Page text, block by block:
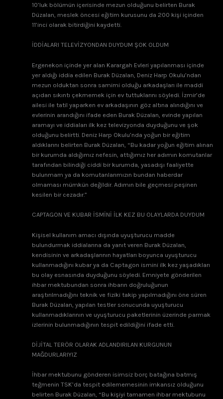
10’luk bölümün içerisinde mezun olduğunu belirten Burak
Düzalan, meslek öncesi eğitim kurusunu da 200 kişi içinden
11’inci olarak bitirdiğini kaydetti.
İDDİALARI TELEVİZYONDAN DUYDUM ŞOK OLDUM
Ergenekon içinde yer alan Karargah Evleri yapılanması içinde
yer aldığı iddia edilen Burak Düzalan, Deniz Harp Okulu’ndan
mezun olduktan sonra samimi olduğu arkadaşları ile maddi
açıdan sıkıntı çekmemek için ev tuttuklarını söyledi. İzmir’de
ailesi ile tatil yaparken ev arkadaşının göz altına alındığını ve
evlerinin arandığını ifade eden Burak Düzalan, evinde yapılan
aramayı ve iddiaları ilk kez televizyonda duyduğunu ve şok
olduğunu belirtti. Deniz Harp Okulu’nda yoğun bir eğitim
aldıklarını belirten Burak Düzalan, “Bu kadar yoğun eğitim alınan
bir kurumda aldığımız nefesin, attığımız her adımın komutanlar
tarafından bilindiği ciddi bir kurumda, yasadışı faaliyette
bulunmam ya da komutanlarımızın bundan haberdar
olmaması mümkün değildir. Adımın bile geçmesi peşinen
kesilen bir cezadır.”
CAPTAGON VE KUBAR İSMİNİ İLK KEZ BU OLAYLARDA DUYDUM
Kişisel kullanım amacı dışında uyuşturucu madde
bulundurmak iddialarına da yanıt veren Burak Düzalan,
kendisinin ve arkadaşlarının hayatları boyunca uyuşturucu
kullanmadığını kubar ya da Captagon ismini ilk kez yaşadıkları
bu olay esnasında duyduğunu söyledi. Emniyete gönderilen
ihbar mektubundan sonra ihbarın doğruluğunun
araştırılmadığını teknik ve fiziki takip yapılmadığını öne süren
Burak Düzalan, yapılan testler sonucunda uyuşturucu
kullanmadıklarının ve uyuşturucu paketlerinin üzerinde parmak
izlerinin bulunmadığının tespit edildiğini ifade etti.
DİJİTAL TERÖR OLARAK ADLANDIRILAN KURGUNUN
MAĞDURLARIYIZ
İhbar mektubunu gönderen isimsiz borç batağına batmış
teğmenin TSK’da tespit edilememesinin imkansız olduğunu
belirten Burak Düzalan, “Bu kişiyi tamamen ihbar mektubunu